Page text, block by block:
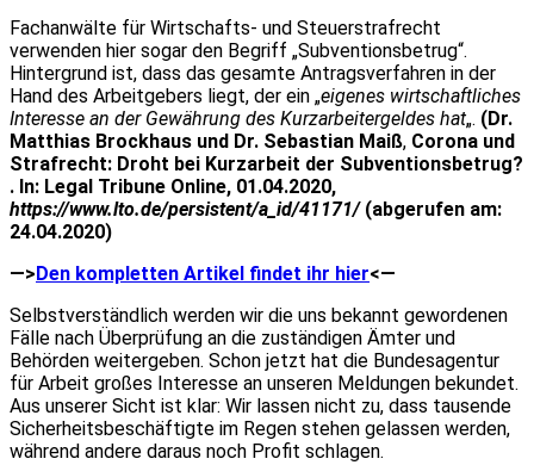
Fachanwälte für Wirtschafts- und Steuerstrafrecht
verwenden hier sogar den Begriff „Subventionsbetrug“.
Hintergrund ist, dass das gesamte Antragsverfahren in der
Hand des Arbeitgebers liegt, der ein „eigenes wirtschaftliches
Interesse an der Gewährung des Kurzarbeitergeldes hat„. (Dr.
Matthias Brockhaus und Dr. Sebastian Maiß, Corona und
Strafrecht: Droht bei Kurzarbeit der Subventionsbetrug?
. In: Legal Tribune Online, 01.04.2020,
https://www.lto.de/persistent/a_id/41171/(abgerufen am:
24.04.2020)
—> Den kompletten Artikel findet ihr hier<—
Selbstverständlich werden wir die uns bekannt gewordenen
Fälle nach Überprüfung an die zuständigen Ämter und
Behörden weitergeben. Schon jetzt hat die Bundesagentur
für Arbeit großes Interesse an unseren Meldungen bekundet.
Aus unserer Sicht ist klar: Wir lassen nicht zu, dass tausende
Sicherheitsbeschäftigte im Regen stehen gelassen werden,
während andere daraus noch Profit schlagen.